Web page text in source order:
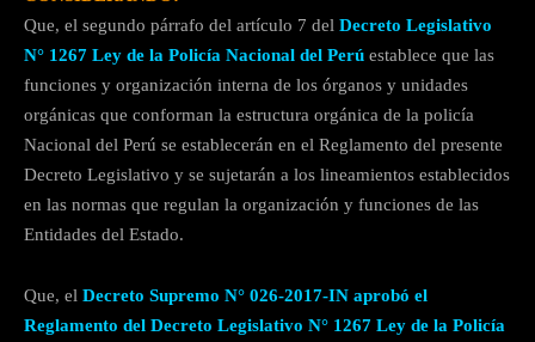
Que, el segundo párrafo del artículo 7 del Decreto Legislativo
N° 1267 Ley de la Policía Nacional del Perú establece que las
funciones y organización interna de los órganos y unidades
orgánicas que conforman la estructura orgánica de la policía
Nacional del Perú se establecerán en el Reglamento del presente
Decreto Legislativo y se sujetarán a los lineamientos establecidos
en las normas que regulan la organización y funciones de las
Entidades del Estado.
Que, el Decreto Supremo N° 026-2017-IN aprobó el
Reglamento del Decreto Legislativo N° 1267 Ley de la Policía